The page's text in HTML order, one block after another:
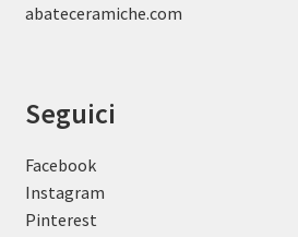
abateceramiche.com
Seguici
Facebook
Instagram
Pinterest